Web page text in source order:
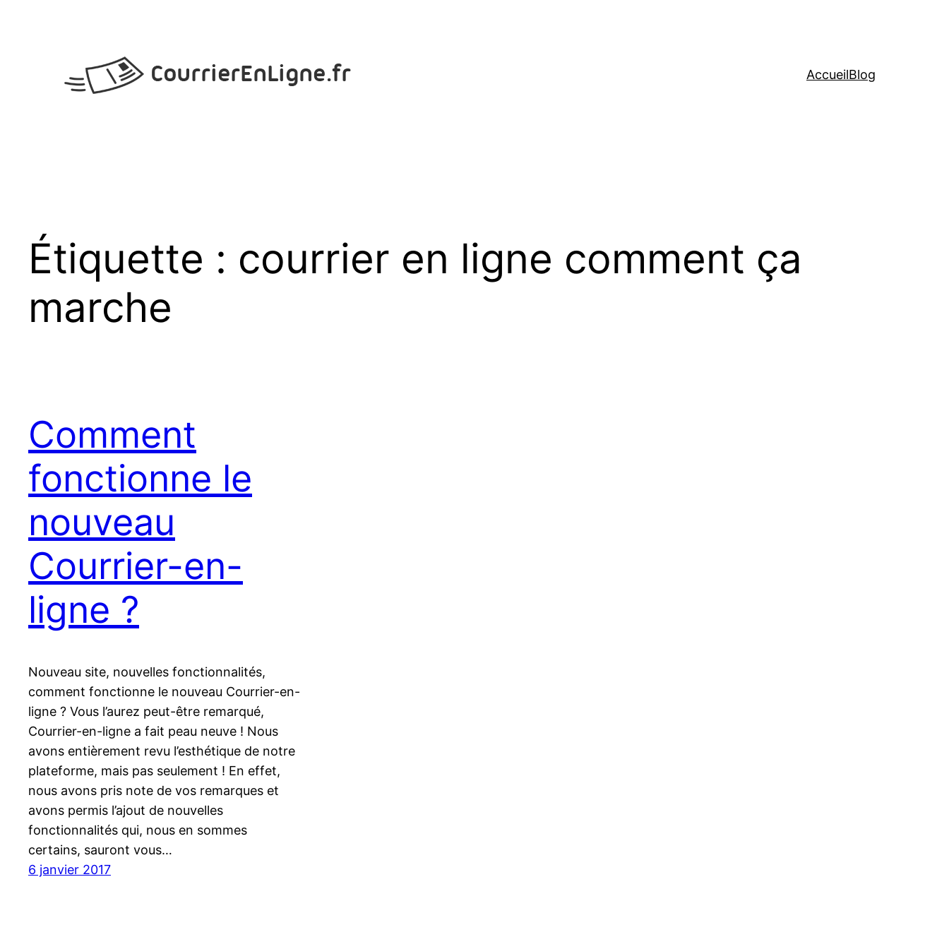
AccueilBlog
Étiquette : courrier en ligne comment ça
marche
Comment
fonctionne le
nouveau
Courrier-en-
ligne ?
Nouveau site, nouvelles fonctionnalités,
comment fonctionne le nouveau Courrier-en-
ligne ? Vous l’aurez peut-être remarqué,
Courrier-en-ligne a fait peau neuve ! Nous
avons entièrement revu l’esthétique de notre
plateforme, mais pas seulement ! En effet,
nous avons pris note de vos remarques et
avons permis l’ajout de nouvelles
fonctionnalités qui, nous en sommes
certains, sauront vous…
6 janvier 2017